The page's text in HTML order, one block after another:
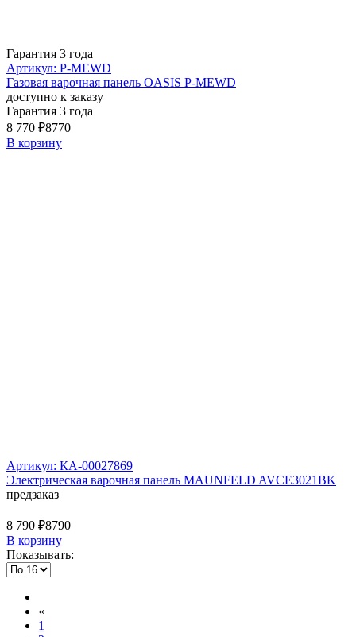
Гарантия 3 года
Артикул: P-MEWD
Газовая варочная панель OASIS P-MEWD
доступно к заказу
Гарантия 3 года
8 770 ₽8770
В корзину
Артикул: КА-00027869
Электрическая варочная панель MAUNFELD AVCE3021BK
предзаказ
8 790 ₽8790
В корзину
Показывать:
«
1